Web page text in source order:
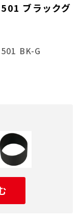
ブラックグ
BK-G